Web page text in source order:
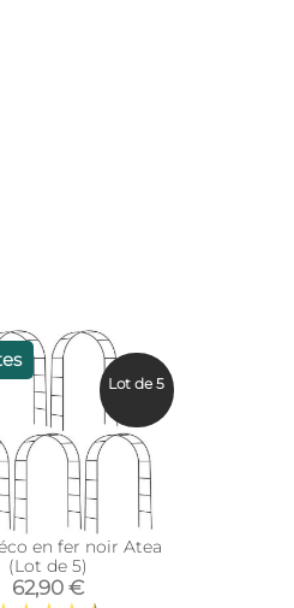
en fer noir Atea
(Lot de 5)
62,90 €
Lot de 5